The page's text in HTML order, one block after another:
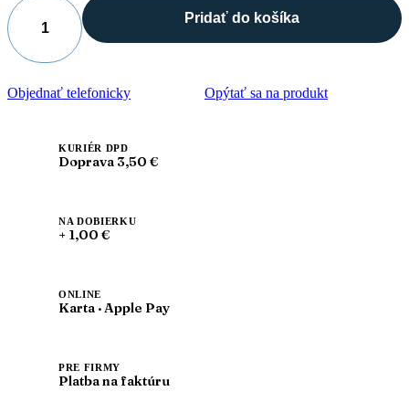
množstvo
Zúbková
-
krycím
Pridať do košíka
Objednať telefonicky Opýtať sa na produkt
KURIÉR DPD
Doprava 3,50 €
NA DOBIERKU
+ 1,00 €
ONLINE
Karta · Apple Pay
PRE FIRMY
Platba na faktúru